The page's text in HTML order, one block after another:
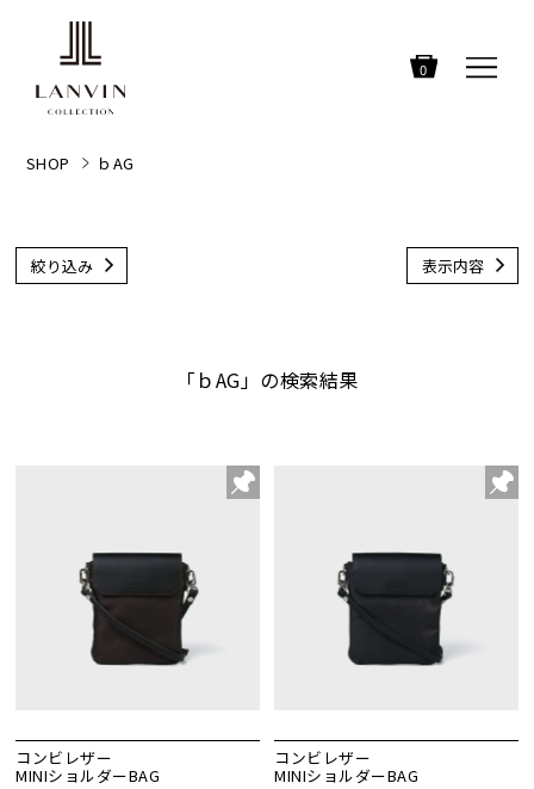
0
SHOP ｂAG
絞り込み 表示内容
「ｂAG」の検索結果
コンビレザー
MINIショルダーBAG
コンビレザー
MINIショルダーBAG